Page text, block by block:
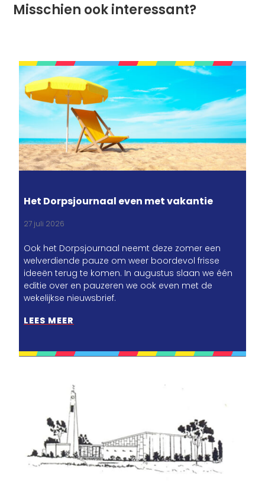
Misschien ook interessant?
Het Dorpsjournaal even met vakantie
27 juli 2026
Ook het Dorpsjournaal neemt deze zomer een
welverdiende pauze om weer boordevol frisse
ideeën terug te komen. In augustus slaan we één
editie over en pauzeren we ook even met de
wekelijkse nieuwsbrief.
LEES MEER